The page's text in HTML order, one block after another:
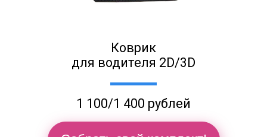
Коврик
для водителя 2D/3D
1 100/1 400 рублей